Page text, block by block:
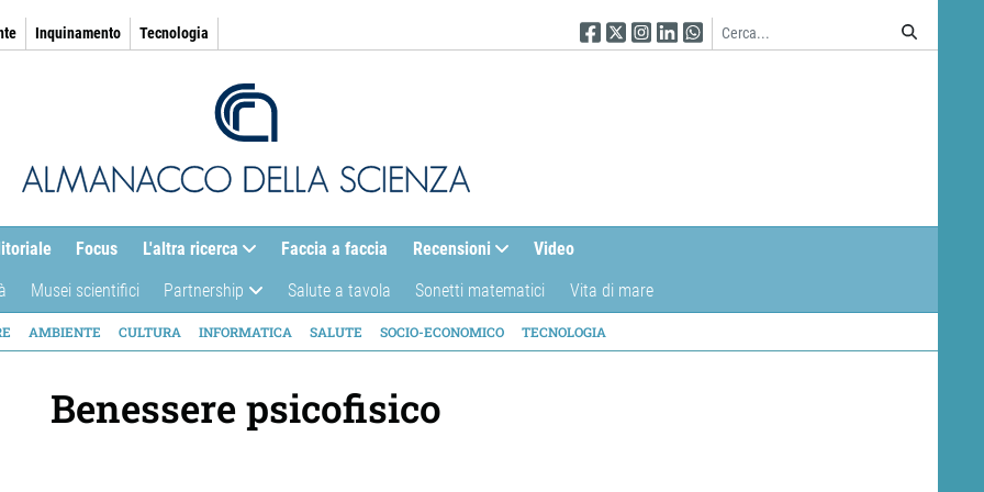
Inquinamento Tecnologia Seguici su Facebook
Seguici su Twitter
Seguici su Instagram
Seguici su Linkedin
Seguici su WhatsApp
Focus L'altra ricerca Faccia a faccia Recensioni Video
Musei scientifici Partnership Salute a tavola Sonetti matematici Vita di mare
AMBIENTE CULTURA INFORMATICA SALUTE SOCIO-ECONOMICO TECNOLOGIA
Benessere psicofisico